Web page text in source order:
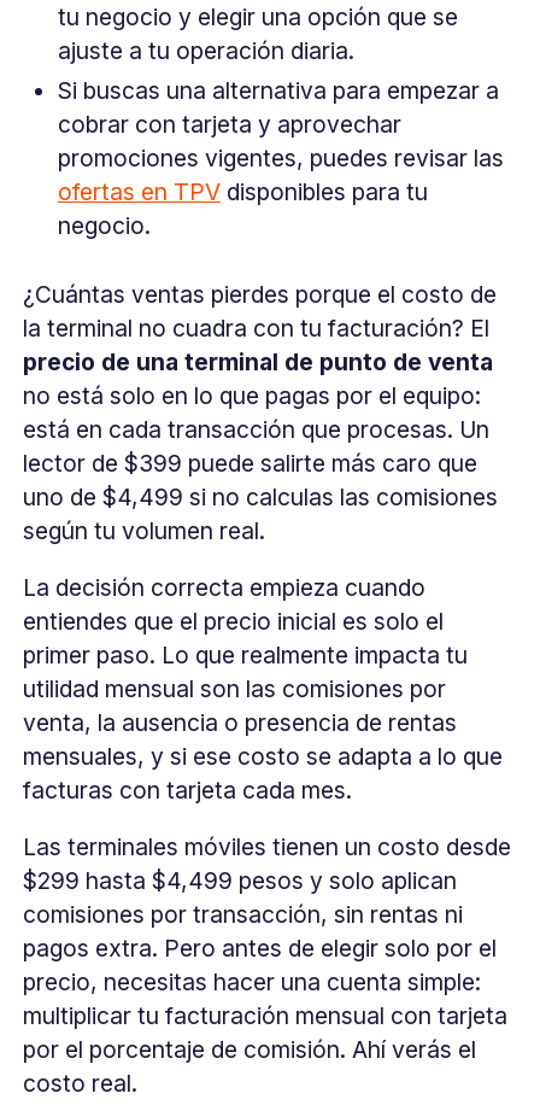
tu negocio y elegir una opción que se
ajuste a tu operación diaria.
Si buscas una alternativa para empezar a
cobrar con tarjeta y aprovechar
promociones vigentes, puedes revisar las
ofertas en TPVdisponibles para tu
negocio.
¿Cuántas ventas pierdes porque el costo de
la terminal no cuadra con tu facturación? El
precio de una terminal de punto de venta
no está solo en lo que pagas por el equipo:
está en cada transacción que procesas. Un
lector de $399 puede salirte más caro que
uno de $4,499 si no calculas las comisiones
según tu volumen real.
La decisión correcta empieza cuando
entiendes que el precio inicial es solo el
primer paso. Lo que realmente impacta tu
utilidad mensual son las comisiones por
venta, la ausencia o presencia de rentas
mensuales, y si ese costo se adapta a lo que
facturas con tarjeta cada mes.
Las terminales móviles tienen un costo desde
$299 hasta $4,499 pesos y solo aplican
comisiones por transacción, sin rentas ni
pagos extra. Pero antes de elegir solo por el
precio, necesitas hacer una cuenta simple:
multiplicar tu facturación mensual con tarjeta
por el porcentaje de comisión. Ahí verás el
costo real.